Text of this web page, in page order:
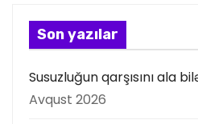
a
s
ı
Son yazılar
Susuzluğun qarşısını ala
Avqust 2026